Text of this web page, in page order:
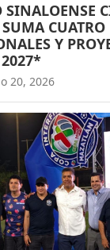
SINALOENSE
Y
2027*
20, 2026